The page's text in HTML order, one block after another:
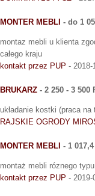
MONTER MEBLI - do 1
montaz mebli u klienta
całego kraju
kontakt przez PUP - 2018-
BRUKARZ - 2 250 - 3 500
układanie kostki (praca
RAJSKIE OGRODY
MONTER MEBLI - 1
montaż mebli róznego typu
kontakt przez PUP - 2019-